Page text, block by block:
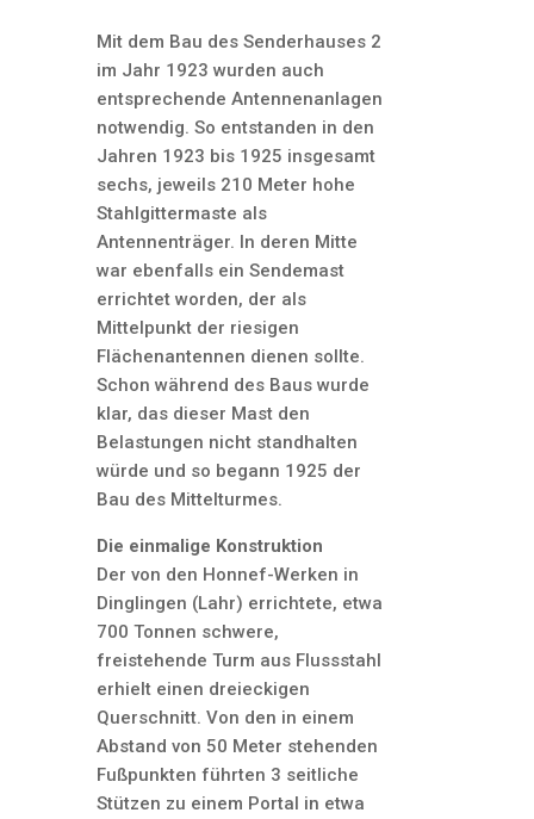
Mit dem Bau des Senderhauses 2
im Jahr 1923 wurden auch
entsprechende Antennenanlagen
notwendig. So entstanden in den
Jahren 1923 bis 1925 insgesamt
sechs, jeweils 210 Meter hohe
Stahlgittermaste als
Antennenträger. In deren Mitte
war ebenfalls ein Sendemast
errichtet worden, der als
Mittelpunkt der riesigen
Flächenantennen dienen sollte.
Schon während des Baus wurde
klar, das dieser Mast den
Belastungen nicht standhalten
würde und so begann 1925 der
Bau des Mittelturmes.
Die einmalige Konstruktion
Der von den Honnef-Werken in
Dinglingen (Lahr) errichtete, etwa
700 Tonnen schwere,
freistehende Turm aus Flussstahl
erhielt einen dreieckigen
Querschnitt. Von den in einem
Abstand von 50 Meter stehenden
Fußpunkten führten 3 seitliche
Stützen zu einem Portal in etwa